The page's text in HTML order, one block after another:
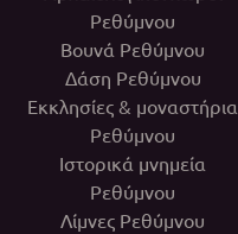
Ρεθύμνου
Βουνά Ρεθύμνου
Δάση Ρεθύμνου
Εκκλησίες & μοναστήρια
Ρεθύμνου
Ιστορικά μνημεία
Ρεθύμνου
Λίμνες Ρεθύμνου